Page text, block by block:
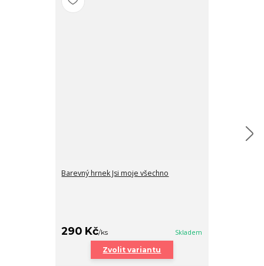
Barevný hrnek Jsi moje všechno
290 Kč/ks Skladem
Zvolit variantu